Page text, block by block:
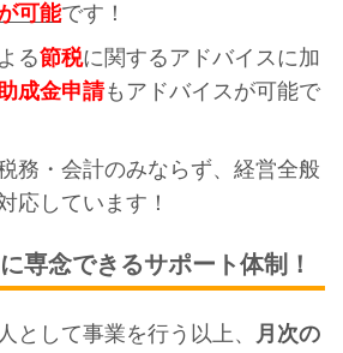
可能です！
る節税に関するアドバイスに加
成金申請もアドバイスが可能で
務・会計のみならず、経営全般
応しています！
専念できるサポート体制！
として事業を行う以上、
月次の